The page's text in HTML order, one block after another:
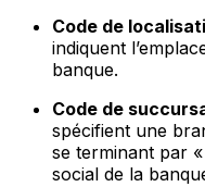
Code de
indiquent
banque.
Code de
spécifient une
se terminant par
social de la